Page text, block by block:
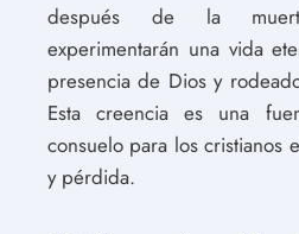
después de la
experimentarán una vida
presencia de Dios y
Esta creencia es una
consuelo para los cristianos
y pérdida.